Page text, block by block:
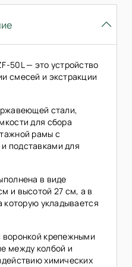
50L — это устройство
смесей и экстракции
стали,
для сбора
рамы с
подставками для
в виде
и высотой 27 см, а в
которую укладывается
воронкой крепежными
между колбой и
химических